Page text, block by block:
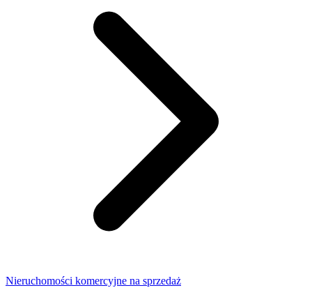
Nieruchomości komercyjne na sprzedaż